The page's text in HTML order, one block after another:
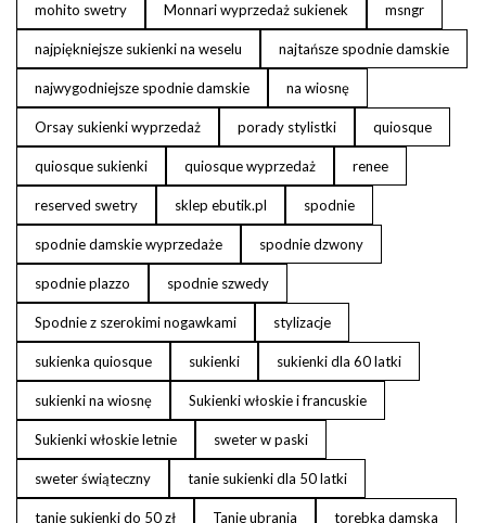
mohito swetry Monnari wyprzedaż sukienek msngr
najpiękniejsze sukienki na weselu najtańsze spodnie damskie
najwygodniejsze spodnie damskie na wiosnę
Orsay sukienki wyprzedaż porady stylistki quiosque
quiosque sukienki quiosque wyprzedaż renee
reserved swetry sklep ebutik.pl spodnie
spodnie damskie wyprzedaże spodnie dzwony
spodnie plazzo spodnie szwedy
Spodnie z szerokimi nogawkami stylizacje
sukienka quiosque sukienki sukienki dla 60 latki
sukienki na wiosnę Sukienki włoskie i francuskie
Sukienki włoskie letnie sweter w paski
sweter świąteczny tanie sukienki dla 50 latki
tanie sukienki do 50 zł Tanie ubrania torebka damska